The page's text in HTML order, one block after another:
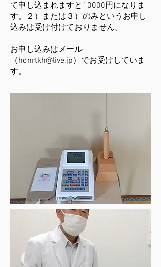
て申し込まれますと10000円になりま
す。２）または３）のみというお申し
込みは受け付けておりません。
お申し込みはメール
（hdnrtkh@live.jp）でお受けしていま
す。